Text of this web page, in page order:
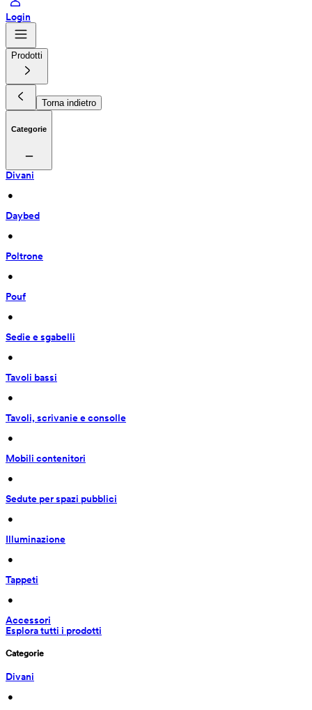
Login
Prodotti
Torna indietro
Categorie
Divani
•
Daybed
•
Poltrone
•
Pouf
•
Sedie e sgabelli
•
Tavoli bassi
•
Tavoli, scrivanie e consolle
•
Mobili contenitori
•
Sedute per spazi pubblici
•
Illuminazione
•
Tappeti
•
Accessori
Esplora tutti i prodotti
Categorie
Divani
•